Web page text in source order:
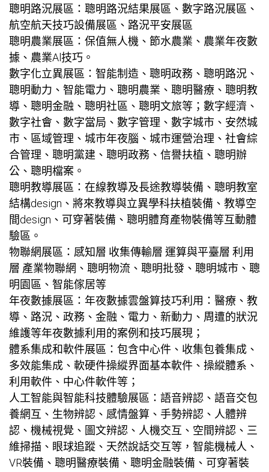
聰明路況展區：聰明路況結果展區、數字路況展區、
航空航天技巧設備展區、路況平安展區
聰明農業展區：保值無人機、節水農業、農業年夜數
據、農業Al技巧。
數字化立異展區：智能制造、聰明政務、聰明路況、
聰明動力、智能電力、聰明農業、聰明醫療、聰明教
導、聰明金融、聰明社區、聰明文旅等；數字經濟、
數字社會、數字當局、數字管理、數字城市、安然城
市、區域管理、城市年夜腦、城市運營治理、社會綜
合管理、聰明黨建、聰明政務、信譽扶植、聰明辦
公、聰明檔案。
聰明教導展區：在線教導及長途教導裝備、聰明教室
結構design、將來教導與立異學科扶植裝備、教導空
間design、可穿著裝備、聰明體育產物裝備等互動體
驗區。
物聯網展區：感知層 收集傳輸層 運算與平臺層 利用
層 產業物聯網、聰明物流、聰明批發、聰明城市、聰
明園區、智能傢居等
年夜數據展區：年夜數據雲盤算技巧利用：醫療、教
導、路況、政務、金融、電力、新動力、周遭的狀況
維護等年夜數據利用的案例和技巧展現；
體系集成和軟件展區：包含中心件、收集包養集成、
多效能集成、軟硬件操縱界面基本軟件、操縱體系、
利用軟件、中心件軟件等；
人工智能與智能科技體驗展區：語音辨認、語音交包
養網互、生物辨認、感情盤算、手勢辨認、人體辨
認、機械視覺、圖文辨認、人機交互、空間辨認、三
維掃描、眼球追蹤、天然說話交互等，智能機械人、
VR裝備、聰明醫療裝備、聰明金融裝備、可穿著裝